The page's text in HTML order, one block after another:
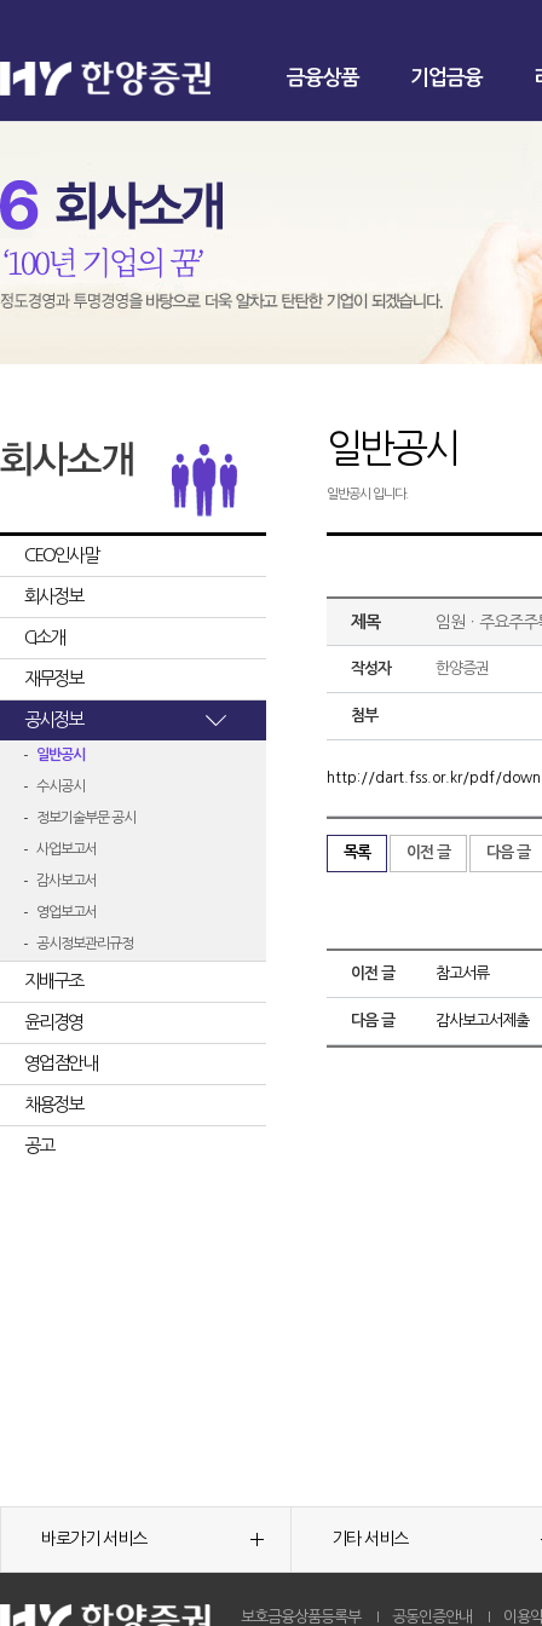
금융상품 기업금융
CEO인사말
회사정보
CI소개
재무정보
공시정보
일반공시
수시공시
정보기술부문 공시
사업보고서
감사보고서
영업보고서
공시정보관리규정
지배구조
윤리경영
영업점안내
채용정보
공고
일반공시
일반공시 입니다.
제목 임원ㆍ주요주
작성자 한양증권
첨부
http://dart.fss.or.kr/pdf/
목록 이전 글 다음 글
이전 글 참고서류
다음 글 감사보고서제출
바로가기 서비스 기타 서비스
보호금융상품등록부 공동인증안내 이용